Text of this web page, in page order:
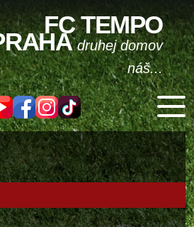
FC TEMPO
druhej domov
náš...